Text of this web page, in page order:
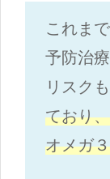
これま
予防治
リスク
ており
オメガ